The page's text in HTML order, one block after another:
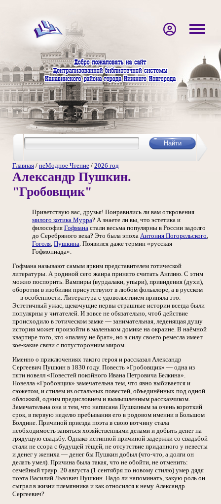
Главная / неМодное Чтение / 2026 год
Александр Пушкин.
"Гробовщик"
Приветствую вас, друзья! Понравились ли вам откровения
милого котика Мурра? А знаете ли вы, что эстетика и
философия Гофмана стали весьма популярны в России задолго
до Серебряного века? Это была эпоха Антония Погорельского,
Гоголя, Пушкина. Появился даже термин «русская
Гофмониада».
Гофмана называют самым ярким представителем готической
литературы. А родиной сего жанра принято считать Англию. С этим
можно поспорить. Вампиры (вурдалаки, упыри), привидения (духи),
оборотни в изобилии присутствуют в любом фольклоре, а в русском
— в особенности. Литература с удовольствием приняла это.
Эстетичный ужас, щекочущие нервы страшные истории всегда были
популярны у читателей. И вовсе не обязательно, чтоб действие
происходило в готическом замке — занимательная, леденящая душу
история может произойти в маленьком домике на окраине. В наёмной
квартире того, кто «палачу не брат», но в силу своего ремесла имеет
кое-какие связи с потусторонним миром.
Именно о приключениях такого героя и рассказал Александр
Сергеевич Пушкин в 1830 году. Повесть «Гробовщик» — одна из
пяти новелл «Повестей покойного Ивана Петровича Белкина».
Новелла «Гробовщик» замечательна тем, что явно выбивается и
сюжетом, и стилем из остальных повестей, объединённых под одной
обложкой, одним предисловием и вымышленным рассказчиком.
Замечательна она и тем, что написана Пушкиным за очень короткий
срок, в первую неделю пребывания его в родовом имении в Большом
Болдине. Причиной приезда поэта в свою вотчину стала
необходимость заняться хозяйственными делами и добыть денег на
грядущую свадьбу. Однако истинной причиной задержки со свадьбой
стали не ссора с будущей тёщей, не отсутствие приданного у невесты
и денег у жениха — денег бы Пушкин добыл (что-что, а долги он
делать умел). Причина была такая, что не обойти, не отменить:
семейный траур. 20 августа (1 сентября по новому стилю) умер дядя
поэта Василий Львович Пушкин. Надо ли напоминать, какую роль он
сыграл в жизни племянника и как относился к нему Александр
Сергеевич?